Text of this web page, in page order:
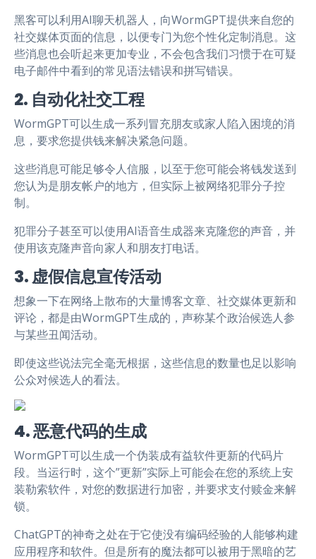
黑客可以利用AI聊天机器人，向WormGPT提供来自您的
社交媒体页面的信息，以便专门为您个性化定制消息。这
些消息也会听起来更加专业，不会包含我们习惯于在可疑
电子邮件中看到的常见语法错误和拼写错误。
2. 自动化社交工程
WormGPT可以生成一系列冒充朋友或家人陷入困境的消
息，要求您提供钱来解决紧急问题。
这些消息可能足够令人信服，以至于您可能会将钱发送到
您认为是朋友帐户的地方，但实际上被网络犯罪分子控
制。
犯罪分子甚至可以使用AI语音生成器来克隆您的声音，并
使用该克隆声音向家人和朋友打电话。
3. 虚假信息宣传活动
想象一下在网络上散布的大量博客文章、社交媒体更新和
评论，都是由WormGPT生成的，声称某个政治候选人参
与某些丑闻活动。
即使这些说法完全毫无根据，这些信息的数量也足以影响
公众对候选人的看法。
4. 恶意代码的生成
WormGPT可以生成一个伪装成有益软件更新的代码片
段。当运行时，这个”更新”实际上可能会在您的系统上安
装勒索软件，对您的数据进行加密，并要求支付赎金来解
锁。
ChatGPT的神奇之处在于它使没有编码经验的人能够构建
应用程序和软件。但是所有的魔法都可以被用于黑暗的艺